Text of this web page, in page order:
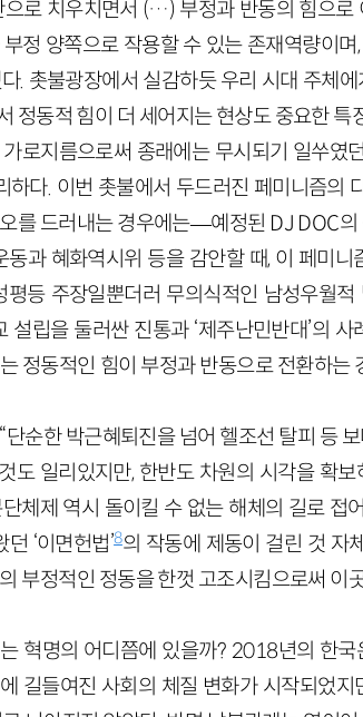
로 치우치면서 (…) 부정과 반동의 힘으로
정 양쪽으로 작용할 수 있는 존재역량이며,
. 촛불광장에서 실감하듯 우리 시대 주체
정동적 힘이 더 세어지는 현상도 중요한 특
로지름으로써 종래에는 무시되기 일쑤였
다. 이번 촛불에서 두드러진 페미니즘의
오를 드러내는 경우에는—예정된 DJ DOC
과 혜화역시위 등을 감안할 때, 이 페미니
등 주장일뿐더러 무의식적인 남성우월적
설립을 둘러싼 진통과 ‘제주난민반대’의
정동적인 힘이 부정과 반동으로 전환하는
순한 박근혜퇴진을 넘어 헬조선 탈피 등
도 일리있지만, 한반도 차원의 시각을 확
체제 역시 돌이킬 수 없는 해체의 길로 접
‘이면헌법’8의 작동에 제동이 걸린 것 자
부정적인 정동을 한껏 고조시킴으로써 이
혁명의 어디쯤에 있을까? 2018년의 한
길들여진 사회의 체질 변화가 시작되었지